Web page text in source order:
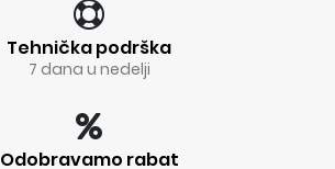
Tehnička podrška
7 dana u nedelji
Odobravamo rabat